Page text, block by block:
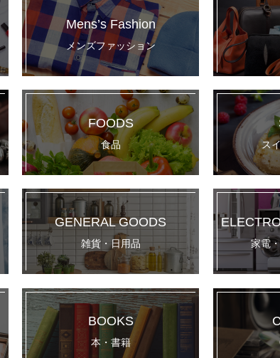
Mens’s Fashion
メンズファッション
FOODS
食品 ス
GENERAL GOODS
雑貨・日用品 家電
BOOKS
本・書籍